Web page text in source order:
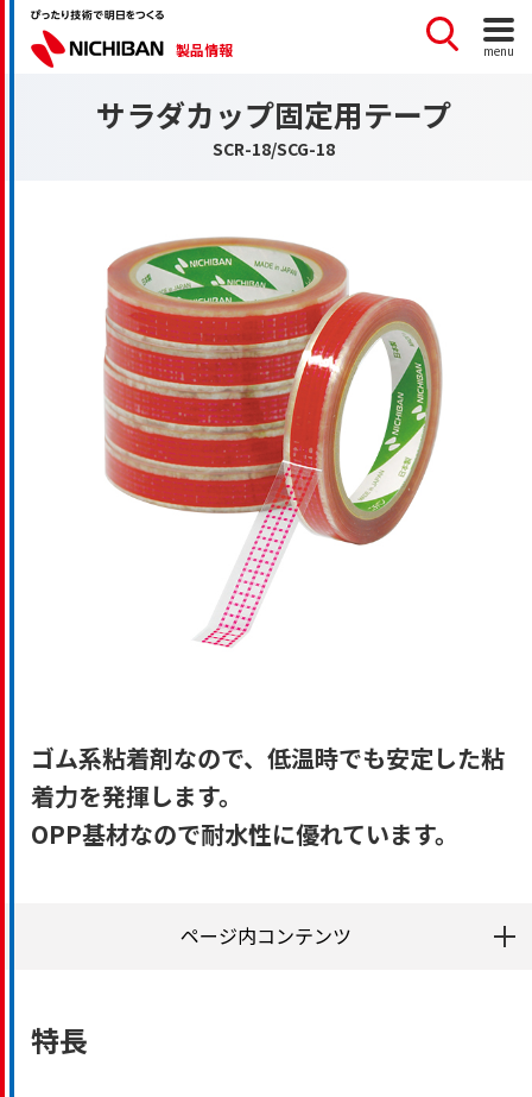
製品情報 menu
サラダカップ固定用テープ
SCR-18/SCG-18
ゴム系粘着剤なので、低温時でも安定した粘
着力を発揮します。
OPP基材なので耐水性に優れています。
ページ内コンテンツ
特長